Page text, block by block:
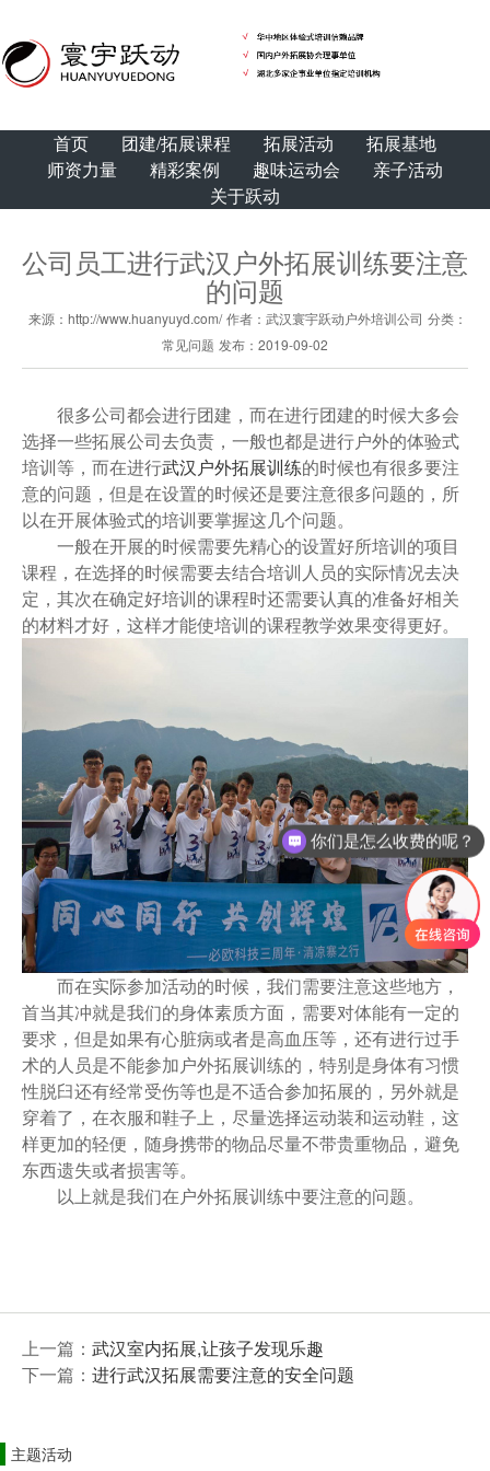
首页 团建/拓展课程 拓展活动
拓展基地
师资力量
精彩案例 趣味运动会
亲子活动
关于跃动
公司员工进行武汉户外拓展训练要注意
的问题
来源：http://www.huanyuyd.com/ 作者：武汉寰宇跃动户外培训公司 分类：
常见问题 发布：2019-09-02
很多公司都会进行团建，而在进行团建的时候大多会
选择一些拓展公司去负责，一般也都是进行户外的体验式
培训等，而在进行武汉户外拓展训练的时候也有很多要注
意的问题，但是在设置的时候还是要注意很多问题的，所
以在开展体验式的培训要掌握这几个问题。
一般在开展的时候需要先精心的设置好所培训的项目
课程，在选择的时候需要去结合培训人员的实际情况去决
定，其次在确定好培训的课程时还需要认真的准备好相关
的材料才好，这样才能使培训的课程教学效果变得更好。
而在实际参加活动的时候，我们需要注意这些地方，
首当其冲就是我们的身体素质方面，需要对体能有一定的
要求，但是如果有心脏病或者是高血压等，还有进行过手
术的人员是不能参加户外拓展训练的，特别是身体有习惯
性脱臼还有经常受伤等也是不适合参加拓展的，另外就是
穿着了，在衣服和鞋子上，尽量选择运动装和运动鞋，这
样更加的轻便，随身携带的物品尽量不带贵重物品，避免
东西遗失或者损害等。
以上就是我们在户外拓展训练中要注意的问题。
上一篇： 武汉室内拓展,让孩子发现乐趣
下一篇： 进行武汉拓展需要注意的安全问题
主题活动
你们是怎么收费的呢？